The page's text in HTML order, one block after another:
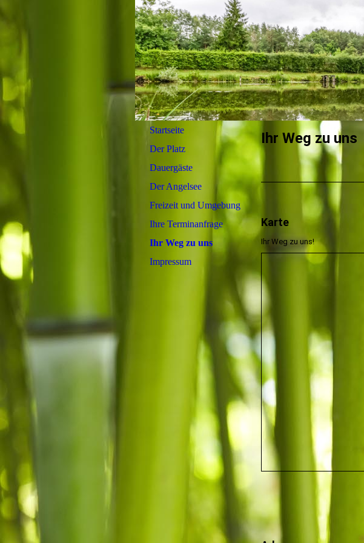
Startseite
Der Platz
Dauergäste
Der Angelsee
Freizeit und Umgebung
Ihre Terminanfrage
Ihr Weg zu uns
Impressum
Ihr Weg zu uns
Karte
Ihr Weg zu uns!